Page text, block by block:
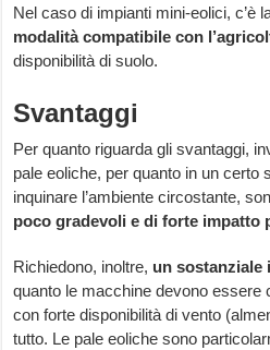
Nel caso di impianti mini-eolici, c’è
modalità compatibile con
disponibilità di suolo.
Svantaggi
Per quanto riguarda gli svantaggi,
pale eoliche, per quanto in un certo
inquinare l’ambiente circostante,
poco gradevoli e di forte impatto
Richiedono, inoltre, un sostanziale
quanto le macchine devono essere
con forte disponibilità di vento
tutto. Le pale eoliche sono